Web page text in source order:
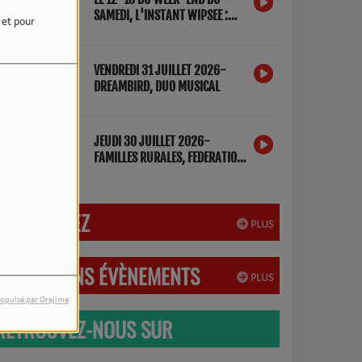
et pour
par Orejime
SAMEDI, L'INSTANT WIPSEE :
VENDREDI 31 JUILLET 2026-
DREAMBIRD, DUO MUSICAL
JEUDI 30 JUILLET 2026-
FAMILLES RURALES, FEDERATION
PLUS
PARTICIPEZ
PLUS
PROCHAINS ÉVÈNEMENTS
NOUS SUR